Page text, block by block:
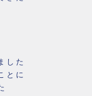
した
とに